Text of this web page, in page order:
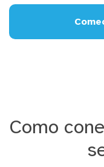
Como